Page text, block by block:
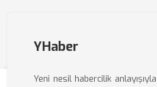
YHaber
Yeni nesil habercilik